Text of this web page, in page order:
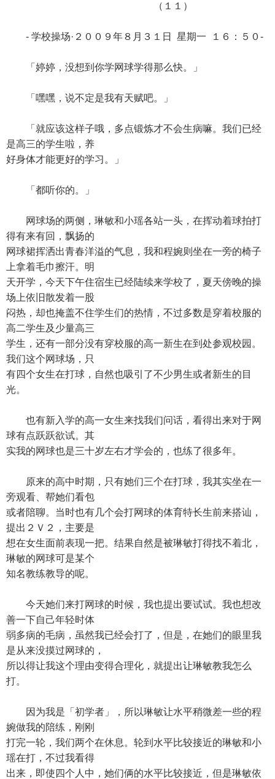
（１１）
- 学校操场·２００９年８月３１日 星期一 １６：５０-
「婷婷，没想到你学网球学得那么快。」
「嘿嘿，说不定是我有天赋吧。」
「就应该这样子哦，多点锻炼才不会生病嘛。我们已经
是高三的学生啦，养
好身体才能更好的学习。」
「都听你的。」
网球场的两侧，琳敏和小瑶各站一头，在挥动着球拍打
得有来有回，飘扬的
网球裙挥洒出青春洋溢的气息，我和程婉则坐在一旁的椅子
上拿着毛巾擦汗。明
天开学，今天下午住宿生已经陆续来学校了，夏天傍晚的操
场上依旧散发着一股
闷热，却也掩盖不住学生们的热情，不过多数是穿着校服的
高二学生及少量高三
学生，还有一部分没有穿校服的高一新生在到处参观校园。
我们这个网球场，只
有四个女生在打球，自然也吸引了不少男生或者新生的目
光。
也有新入学的高一女生来找我们问话，看得出来对于网
球有点跃跃欲试。其
实我的网球也是三十岁左右才学会的，也练了很多年。
原来的高中时期，只有她们三个在打球，我其实坐在一
旁观看、帮她们看包
或者陪聊。当时也有几个会打网球的体育特长生前来搭讪，
提出２Ｖ２，主要是
想在女生面前表现一把。结果自然是被琳敏打得找不着北，
琳敏的网球可是某个
知名教练教导的呢。
今天她们来打网球的时候，我也提出要试试。我也想改
善一下自己年轻时体
弱多病的毛病，虽然我已经会打了，但是，在她们的眼里我
是从来没摸过网球的，
所以得让我这个理由变得合理化，就提出让琳敏教我怎么
打。
因为我是「初学者」，所以琳敏让水平稍微差一些的程
婉做我的陪练，刚刚
打完一轮，我们两个在休息。轮到水平比较接近的琳敏和小
瑶在打，不过我看得
出来，即使四个人中，她们俩的水平比较接近，但是琳敏依